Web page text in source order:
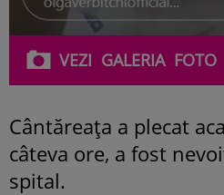
VEZI GALERIAFOTO
Cântăreața a plecat
câteva ore, a fost
spital.